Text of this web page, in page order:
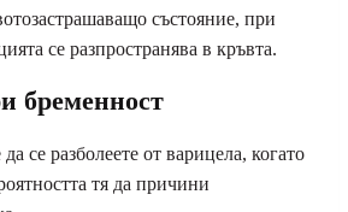
състояние, при
се разпространява в кръвта.
бременност
се разболеете от варицела, когато
тя да причини